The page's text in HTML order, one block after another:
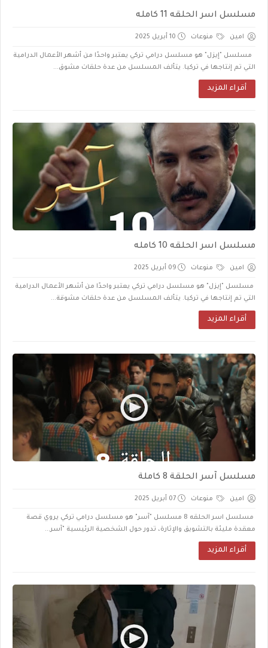
مسلسل اسر الحلقه 11 كامله
امين منوعات 10 أبريل 2025
مسلسل "إيزل" هو مسلسل درامي تركي يعتبر واحدًا من أشهر الأعمال الدرامية
التي تم إنتاجها في تركيا. يتألف المسلسل من عدة حلقات مشوق...
أقراء المزيد
مسلسل اسر الحلقه 10 كامله
امين منوعات 09 أبريل 2025
مسلسل "إيزل" هو مسلسل درامي تركي يعتبر واحدًا من أشهر الأعمال الدرامية
التي تم إنتاجها في تركيا. يتألف المسلسل من عدة حلقات مشوقة...
أقراء المزيد
مسلسل آسر الحلقة 8 كاملة
امين منوعات 07 أبريل 2025
مسلسل اسر الحلقه 8 مسلسل "آسر" هو مسلسل درامي تركي يروي قصة
معقدة مليئة بالتشويق والإثارة، تدور حول الشخصية الرئيسية "آسر...
أقراء المزيد